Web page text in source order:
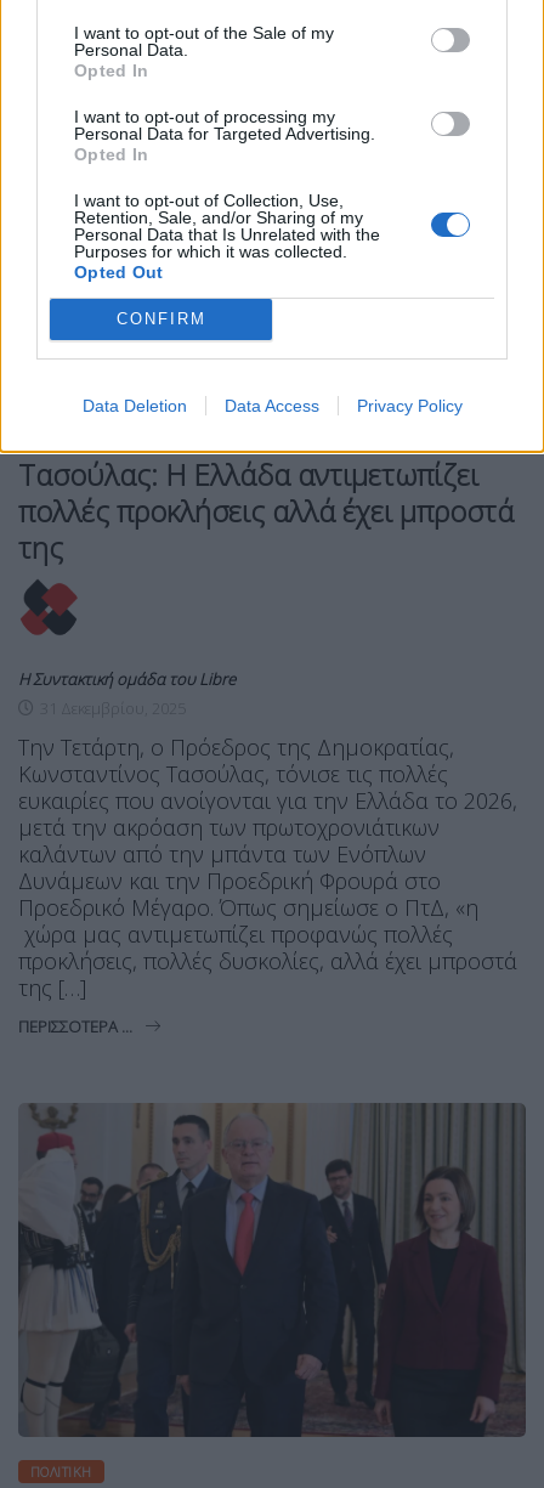
I want to opt-out of the Sale of my
Personal Data.
Opted In
I want to opt-out of processing my
Personal Data for Targeted Advertising.
Opted In
I want to opt-out of Collection, Use,
Retention, Sale, and/or Sharing of my
Personal Data that Is Unrelated with the
Purposes for which it was collected.
Opted Out
CONFIRM
Data Deletion Data Access Privacy Policy
Τασούλας: Η Ελλάδα αντιμετωπίζει
πολλές προκλήσεις αλλά έχει μπροστά
της
Η Συντακτική ομάδα του Libre
Την Τετάρτη, ο Πρόεδρος της Δημοκρατίας,
Κωνσταντίνος Τασούλας, τόνισε τις πολλές
ευκαιρίες που ανοίγονται για την Ελλάδα το 2026,
μετά την ακρόαση των πρωτοχρονιάτικων
καλάντων από την μπάντα των Ενόπλων
Δυνάμεων και την Προεδρική Φρουρά στο
Προεδρικό Μέγαρο. Όπως σημείωσε ο ΠτΔ, «η
χώρα μας αντιμετωπίζει προφανώς πολλές
προκλήσεις, πολλές δυσκολίες, αλλά έχει μπροστά
της […]
ΠΕΡΙΣΣΌΤΕΡΑ ...
ΠΟΛΙΤΙΚΉ